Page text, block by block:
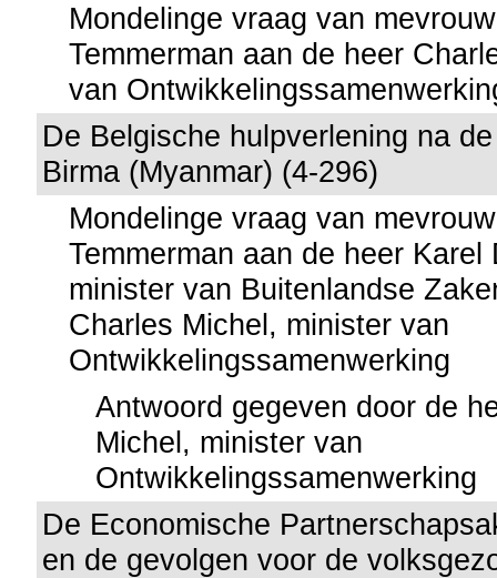
Mondelinge vraag van
Temmerman aan de heer
van
De Belgische hulpverlening na
Birma (Myanmar) (4-296)
Mondelinge vraag van
Temmerman aan de heer Karel
minister van Buitenlandse
Charles Michel, minister van
Ontwikkelingssamenwerking
Antwoord gegeven door de
Michel, minister van
Ontwikkelingssamenwerking
De Economische
en de gevolgen voor de